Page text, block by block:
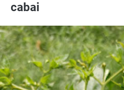
cabai